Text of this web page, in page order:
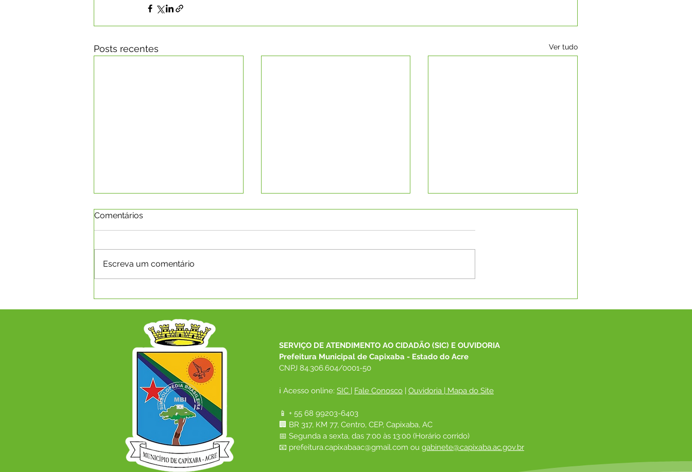
Posts recentes Ver tudo
ECONÔMICO PARA OS
PRÓXIMOS ANOS
O MUNICÍPIO EM
ENCONTRO NACIONAL
Comentários
Escreva um comentário
SERVIÇO DE ATENDIMENTO AO CIDADÃO (SIC) E OUVIDORIA
Prefeitura Municipal de Capixaba - Estado do Acre
CNPJ 84.306.604/0001-50
ℹ️ Acesso online: SIC | Fale Conosco | Ouvidoria | Mapa do Site
📱 + 55 68 99203-6403
🏢 BR 317, KM 77, Centro, CEP, Capixaba, AC
📅 Segunda a sexta, das 7:00 às 13:00 (Horário corrido)
📧 prefeitura.capixabaac@gmail.com ou gabinete@capixaba.ac.gov.br